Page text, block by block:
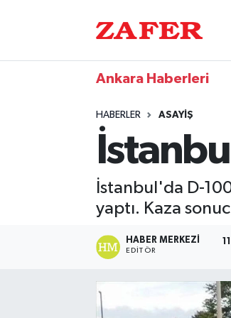
Ankara Haberleri
HABERLER ASAYIŞ
İstanbul'da D-
yaptı. Kaza
HABER MERKEZI
EDITÖR